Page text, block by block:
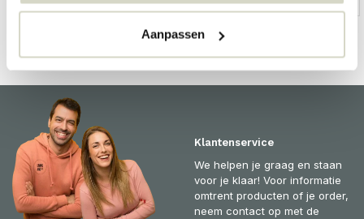
Aanpassen
Klantenservice
We helpen je graag en staan
voor je klaar! Voor informatie
omtrent producten of je order,
neem contact op met de